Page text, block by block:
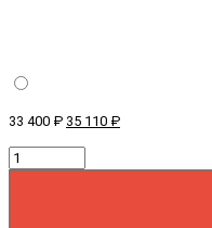
33 400 ₽ 35 110 ₽